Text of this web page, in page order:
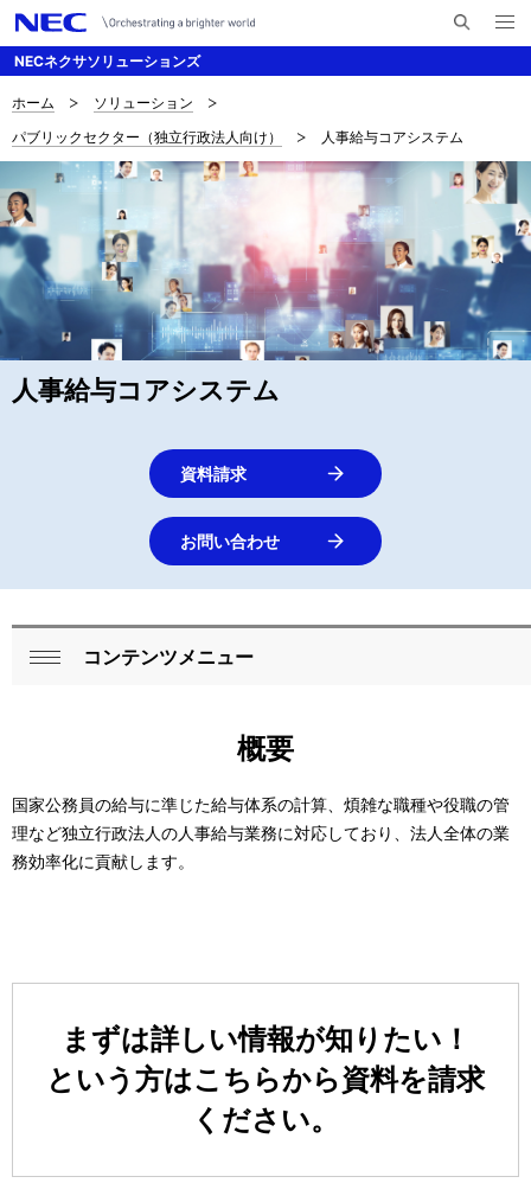
NECネクサソリューションズ
索
メ
ニ
ナ
ビ
ゲ
ー
シ
ョ
ン
サ
イ
ト
内
の
現
在
ホーム
ソリューション
パブリックセクター（独立行政法人向け）
人事給与コアシステム
人事給与コアシステム
資料請求
お問い合わせ
ロ
ル
ナ
コンテンツメニュー
概要
国家公務員の給与に準じた給与体系の計算、煩雑な職種や役職の管
理など独立行政法人の人事給与業務に対応しており、法人全体の業
務効率化に貢献します。
まずは詳しい情報が知りたい！
という方はこちらから資料を請求
ください。